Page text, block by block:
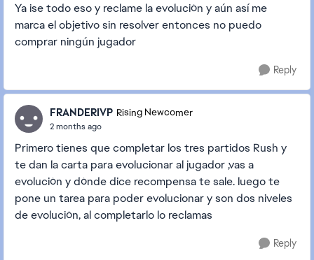
Ya ise todo eso y reclame la evolución y aún así me
marca el objetivo sin resolver entonces no puedo
comprar ningún jugador
Reply
FRANDERIVP Rising Newcomer
2 months ago
Primero tienes que completar los tres partidos Rush y
te dan la carta para evolucionar al jugador ,vas a
evolución y dónde dice recompensa te sale. luego te
pone un tarea para poder evolucionar y son dos niveles
de evolución, al completarlo lo reclamas
Reply